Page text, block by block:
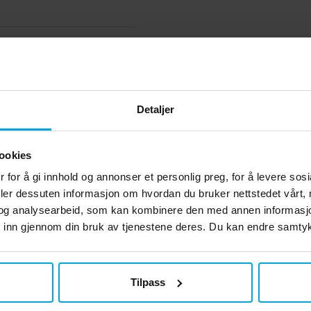
Detaljer
for å gi innhold og annonser et personlig preg, for å levere
dessuten informasjon om hvordan du bruker nettstedet vårt,
analysearbeid, som kan kombinere den med annen
gjennom din bruk av tjenestene deres. Du kan endre
Tilpass
på
g
Andre har også sett